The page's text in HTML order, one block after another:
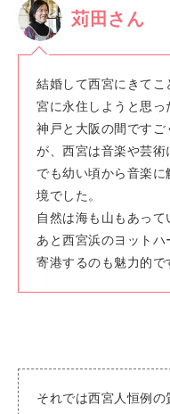
苅田さん
結婚して西宮にきて
宮に永住しようと思っ
神戸と大阪の間です
が、西宮は音楽や芸
でも幼い頃から音楽
境でした。
自然は海も山もあって
あと西宮浜のヨットハ
寄港するのも魅力的で
それでは西宮人恒例